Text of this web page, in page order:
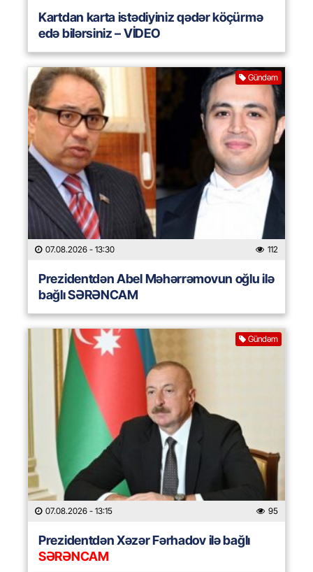
Kartdan karta istədiyiniz qədər köçürmə
edə bilərsiniz – VİDEO
Gündəm
07.08.2026 - 13:30 112
Prezidentdən Abel Məhərrəmovun oğlu ilə
bağlı SƏRƏNCAM
Gündəm
07.08.2026 - 13:15 95
Prezidentdən Xəzər Fərhadov ilə bağlı
SƏRƏNCAM